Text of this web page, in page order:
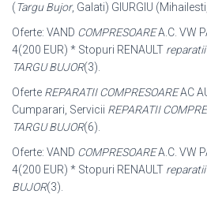
(Targu Bujor, Galati) GIURGIU (Mihailesti,
Oferte: VAND COMPRESOAREA.C. VW
4(200 EUR) * Stopuri RENAULT
TARGU BUJOR(3).
Oferte REPARATII COMPRESOAREAC
Cumparari, Servicii REPARATII
TARGU BUJOR(6).
Oferte: VAND COMPRESOAREA.C. VW
4(200 EUR) * Stopuri RENAULT
BUJOR(3).